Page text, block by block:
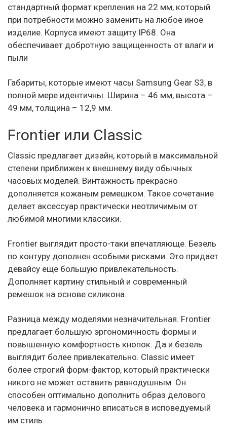
стандартный формат крепления на 22 мм, который
при потребности можно заменить на любое иное
изделие. Корпуса имеют защиту IP68. Она
обеспечивает добротную защищенность от влаги и
пыли
Габариты, которые имеют часы Samsung Gear S3, в
полной мере идентичны. Ширина – 46 мм, высота –
49 мм, толщина – 12,9 мм.
Frontier или Classic
Classic предлагает дизайн, который в максимальной
степени приближен к внешнему виду обычных
часовых моделей. Винтажность прекрасно
дополняется кожаным ремешком. Такое сочетание
делает аксессуар практически неотличимым от
любимой многими классики.
Frontier выглядит просто-таки впечатляюще. Безель
по контуру дополнен особыми рисками. Это придает
девайсу еще большую привлекательность.
Дополняет картину стильный и современный
ремешок на основе силикона.
Разница между моделями незначительная. Frontier
предлагает большую эргономичность формы и
повышенную комфортность кнопок. Да и безель
выглядит более привлекательно. Classic имеет
более строгий форм-фактор, который практически
никого не может оставить равнодушным. Он
способен оптимально дополнить образ делового
человека и гармонично вписаться в исповедуемый
им стиль.